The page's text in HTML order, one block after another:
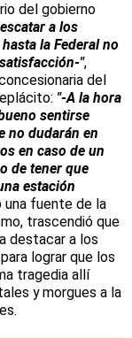
del gobierno
a los
la Federal no
",
del
"-A la hora
sentirse
no dudarán en
en caso de un
de tener que
estación
una fuente de la
trascendió que
destacar a los
lograr que los
tragedia allí
y morgues a la